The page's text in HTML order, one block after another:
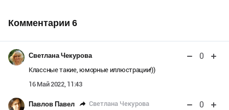
Комментарии 6
Светлана Чекурова 0
Классные такие, юморные иллюстрации!))
16 Май 2022, 11:43
Павлов Павел Светлана Чекурова 0